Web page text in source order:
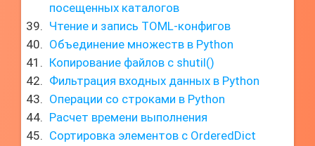
посещенных каталогов
Чтение и запись TOML-конфигов
Объединение множеств в Python
Копирование файлов с shutil()
Фильтрация входных данных в Python
Операции со строками в Python
Расчет времени выполнения
Сортировка элементов с OrderedDict